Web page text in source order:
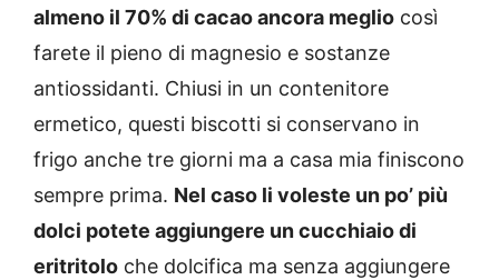
almeno il 70% di cacao ancora meglio così
farete il pieno di magnesio e sostanze
antiossidanti. Chiusi in un contenitore
ermetico, questi biscotti si conservano in
frigo anche tre giorni ma a casa mia finiscono
sempre prima. Nel caso li voleste un po’ più
dolci potete aggiungere un cucchiaio di
eritritolo che dolcifica ma senza aggiungere